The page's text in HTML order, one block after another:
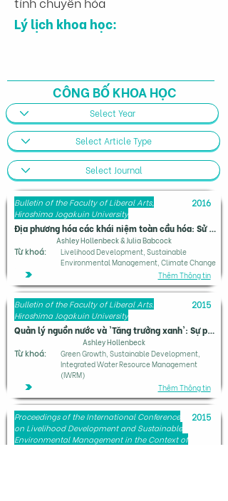
Lý lịch khoa học:
CÔNG BỐ KHOA HỌC
Bulletin of the Faculty of Liberal Arts,
Hiroshima Jogakuin University
2016
Địa phương hóa các khái niệm toàn cầu hóa: Sử dụng Phát triển Cộng đồng dựa trên Tài sản để thúc đẩy Học tập Đa văn hóa tại Miền Trung Việt Nam
Ashley Hollenbeck & Julia Babcock
Từ khoá:
Livelihood Development, Sustainable
Environmental Management, Climate Change
Thêm Thông tin
Bulletin of the Faculty of Liberal Arts.
Hiroshima Jogakuin University
2015
Quản lý nguồn nước và 'Tăng trưởng xanh': Sự phân kỳ so với Phát triển bền vững tại Miền Trung Việt Nam?
Ashley Hollenbeck
Từ khoá:
Green Growth, Sustainable Development,
Integrated Water Resource Management
(IWRM)
Thêm Thông tin
Proceedings of the International Conference
on Livelihood Development and Sustainable
Environmental Management in the Context of
2015